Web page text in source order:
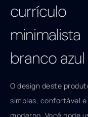
currículo
minimalista
branco azul
O design deste
simples, confortável e